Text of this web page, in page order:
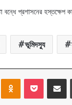
বন্ধে প্রশাসনের হস্তক্ষেপ
ভূমিদস্যু
Odnoklassniki
Pocket